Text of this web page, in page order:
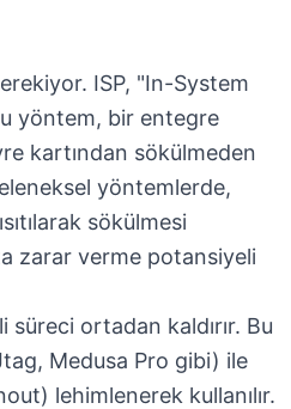
ISP, "In-System
yöntem, bir entegre
kartından sökülmeden
yöntemlerde,
sökülmesi
zarar verme potansiyeli
süreci ortadan kaldırır. Bu
Medusa Pro gibi) ile
lehimlenerek kullanılır.